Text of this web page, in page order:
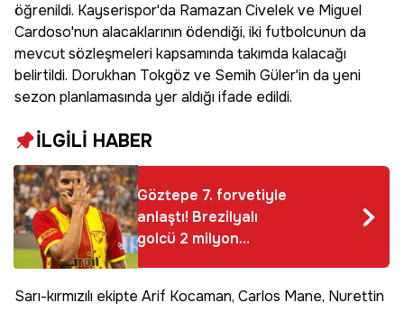
öğrenildi. Kayserispor'da Ramazan Civelek ve Miguel
Cardoso'nun alacaklarının ödendiği, iki futbolcunun da
mevcut sözleşmeleri kapsamında takımda kalacağı
belirtildi. Dorukhan Tokgöz ve Semih Güler'in da yeni
sezon planlamasında yer aldığı ifade edildi.
İLGİLİ HABER
Göztepe 7. forvetiyle
anlaştı! Brezilyalı
golcü 2 milyon
euroya imzayı atacak
Sarı-kırmızılı ekipte Arif Kocaman, Carlos Mane, Nurettin